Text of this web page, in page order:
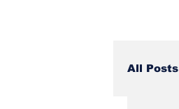
All Posts